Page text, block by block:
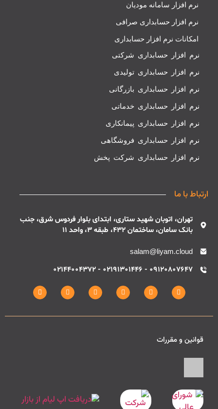
نرم افزار سامانه مودیان
نرم افزار حسابداری صرافی
امکانات نرم افزار حسابداری
نرم افزار حسابداری شرکتی
نرم افزار حسابداری تولیدی
نرم افزار حسابداری بازرگانی
نرم افزار حسابداری خدماتی
نرم افزار حسابداری پیمانکاری
نرم افزار حسابداری فروشگاهی
نرم افزار حسابداری شرکت پخش
ارتباط با ما
تهران، اتوبان شهید ستاری، ابتدای بلوار فردوس شرق، جنب
بانک سامان، ساختمان 432، طبقه 3، واحد 11
salam@liyam.cloud
09120807647 - 02191301446 - 02144004372
قوانین و مقررات